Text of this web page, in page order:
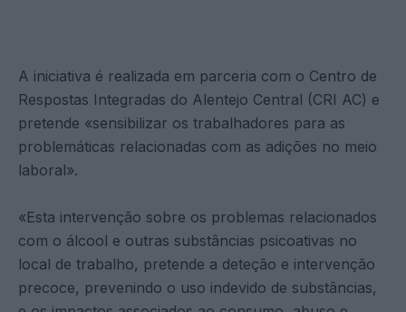
A iniciativa é realizada em parceria com o Centro de
Respostas Integradas do Alentejo Central (CRI AC) e
pretende «sensibilizar os trabalhadores para as
problemáticas relacionadas com as adições no meio
laboral».
«Esta intervenção sobre os problemas relacionados
com o álcool e outras substâncias psicoativas no
local de trabalho, pretende a deteção e intervenção
precoce, prevenindo o uso indevido de substâncias,